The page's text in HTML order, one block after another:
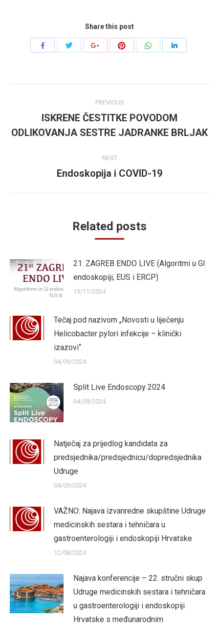
Share this post
Share
Share
Share
Share
Share
navigation
PREVIOUS
Previous
post:
ISKRENE ČESTITKE POVODOM
ODLIKOVANJA SESTRE JADRANKE BRLJAK
NEXT
Next
Endoskopija i COVID-19
Related posts
21. ZAGREB ENDO LIVE (Algoritmi u GI
endoskopiji, EUS i ERCP)
13/11/2024
Tečaj pod nazivom „Novosti u liječenju
Helicobacter pylori infekcije – klinički
izazovi“
04/09/2024
Split Live Endoscopy 2024
04/09/2024
Natječaj za prijedlog kandidata za
predsjednika/predsjednicu/dopredsjednika
Udruge
04/09/2024
VAŽNO: Najava izvanredne skupštine Udruge
medicinskih sestara i tehničara u
gastroenterologiji i endoskopiji Hrvatske
12/08/2024
Najava konferencije – 22. stručni skup
Udruge medicinskih sestara i tehničara
u gastroenterologiji i endoskopiji
Hrvatske s međunarodnim